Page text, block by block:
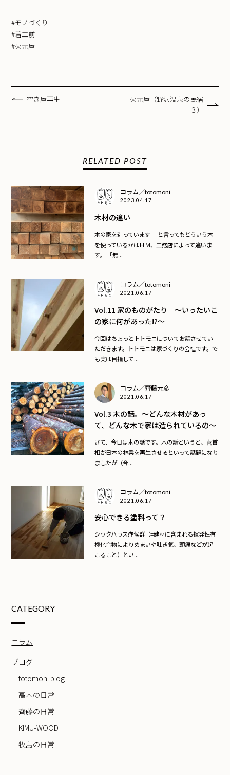
#モノづくり
#着工前
#火元屋
空き屋再生
火元屋（野沢温泉の民宿
３）
RELATED POST
コラム／totomoni
2023.04.17
木材の違い
木の家を造っています と言ってもどういう木
を使っているかはＨＭ、工務店によって違いま
す。 「無...
コラム／totomoni
2021.06.17
Vol.11 家のものがたり ～いったいこ
の家に何があった!?～
今回はちょっとトトモニについてお話させてい
ただきます。トトモニは家づくりの会社です。で
も実は目指して...
コラム／齊藤元彦
2021.06.17
Vol.3 木の話。～どんな木材があっ
て、どんな木で家は造られているの～
さて、今日は木の話です。木の話というと、菅首
相が日本の林業を再生させるといって話題になり
ましたが（今...
コラム／totomoni
2021.06.17
安心できる塗料って？
シックハウス症候群（=建材に含まれる揮発性有
機化合物によりめまいや吐き気、頭痛などが起
こること）とい...
CATEGORY
コラム
ブログ
totomoni blog
高木の日常
齊藤の日常
KIMU-WOOD
牧島の日常